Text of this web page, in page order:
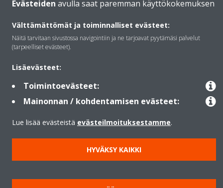
Ratkaisut
Yhteystiedot
Lämpöpumput
Copyright © Daikin
Evästeiden avulla saat paremman käyttökokemuksen
Välttämättömät ja toiminnalliset evästeet:
Näitä tarvitaan sivustossa navigointiin ja ne tarjoavat pyytämäsi palvelut
(tarpeelliset evästeet).
Lisäevästeet:
Toimintoevästeet:
Mainonnan / kohdentamisen evästeet:
Lue lisää evästeistä evästeilmoituksestamme.
HYVÄKSY KAIKKI